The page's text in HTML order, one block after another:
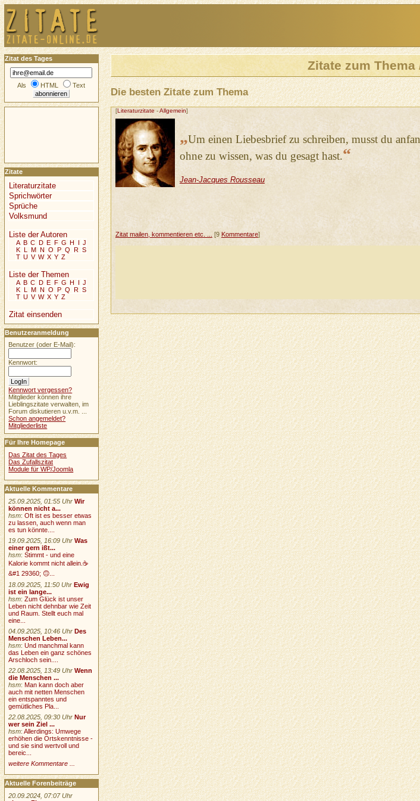
Zitate zum Thema
Die besten Zitate zum Thema
[Literaturzitate -Allgemein]
„Um einen Liebesbrief zu schreiben, musst du
ohne zu wissen, was du gesagt hast.“
Jean-Jacques Rousseau
Zitat mailen, kommentieren etc. ...
[9 Kommentare]
Zitat des Tages
Als HTML Text
Zitate
Literaturzitate
Sprichwörter
Sprüche
Volksmund
Liste der Autoren
A B C D E F G H I J
K L M N O P Q R S
T U V W X Y Z
Liste der Themen
A B C D E F G H I J
K L M N O P Q R S
T U V W X Y Z
Zitat einsenden
Benutzeranmeldung
Benutzer (oder E-Mail):
Kennwort:
Kennwort vergessen?
Mitglieder können ihre
Lieblingszitate verwalten, im
Forum diskutieren u.v.m. ...
Schon angemeldet?
Mitgliederliste
Für Ihre Homepage
Das Zitat des Tages
Das Zufallszitat
Module für WP/Joomla
Aktuelle Kommentare
25.09.2025, 01:55 Uhr Wir
können nicht a...
hsm:Oft ist es besser etwas
zu lassen, auch wenn man
es tun könnte....
19.09.2025, 16:09 Uhr Was
einer gern ißt...
hsm:Stimmt - und eine
Kalorie kommt nicht allein.☕
&#1 29360; 🙃...
18.09.2025, 11:50 Uhr Ewig
ist ein lange...
hsm:Zum Glück ist unser
Leben nicht dehnbar wie Zeit
und Raum. Stellt euch mal
eine...
04.09.2025, 10:46 Uhr Des
Menschen Leben...
hsm:Und manchmal kann
das Leben ein ganz schönes
Arschloch sein....
22.08.2025, 13:49 Uhr Wenn
die Menschen ...
hsm:Man kann doch aber
auch mit netten Menschen
ein entspanntes und
gemütliches Pla...
22.08.2025, 09:30 Uhr Nur
wer sein Ziel ...
hsm:Allerdings: Umwege
erhöhen die Ortskenntnisse -
und sie sind wertvoll und
bereic...
weitere Kommentare ...
Aktuelle Forenbeiträge
20.09.2024, 07:07 Uhr